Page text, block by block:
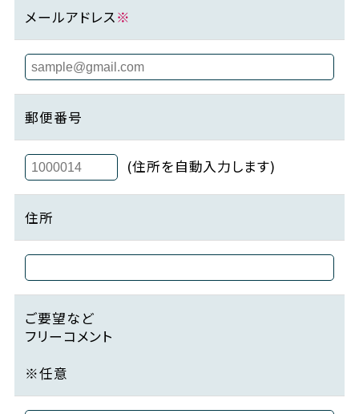
メールアドレス※
郵便番号
(住所を自動入力します)
住所
ご要望など
フリーコメント
※任意